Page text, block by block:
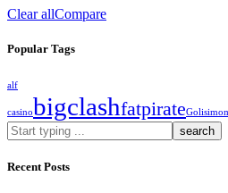
Clear allCompare
Popular Tags
alf
casinobigclashfatpirateGolisimo
What
are
you
Recent Posts